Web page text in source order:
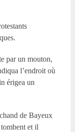
par un mouton,
l’endroit où
érigea un
de Bayeux
et il